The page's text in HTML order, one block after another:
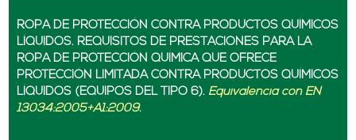
ROPA DE PROTECCIÓN CONTRA PRODUCTOS QUÍMICOS
LÍQUIDOS. REQUISITOS DE PRESTACIONES PARA LA
ROPA DE PROTECCIÓN QUÍMICA QUE OFRECE
PROTECCIÓN LIMITADA CONTRA PRODUCTOS QUÍMICOS
LÍQUIDOS (EQUIPOS DEL TIPO 6). Equivalencia con EN
13034:2005+A1:2009.